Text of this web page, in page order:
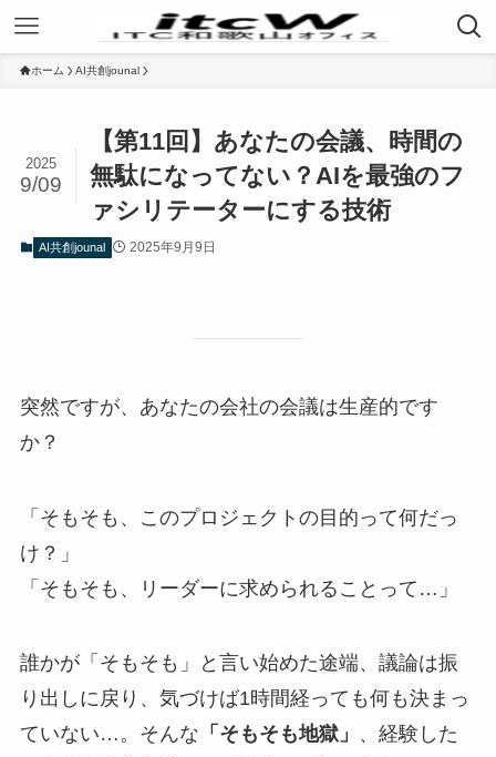
ホーム AI共創jounal
【第11回】あなたの会議、時間の
無駄になってない？AIを最強のフ
ァシリテーターにする技術
2025
9/09
AI共創jounal 2025年9月9日
突然ですが、あなたの会社の会議は生産的です
か？
「そもそも、このプロジェクトの目的って何だっ
け？」
「そもそも、リーダーに求められることって…」
誰かが「そもそも」と言い始めた途端、議論は振
り出しに戻り、気づけば1時間経っても何も決まっ
ていない…。そんな 「そもそも地獄」 、経験した